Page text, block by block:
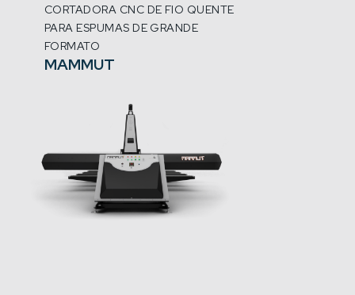
CORTADORA CNC DE FIO QUENTE
PARA ESPUMAS DE GRANDE
FORMATO
MAMMUT